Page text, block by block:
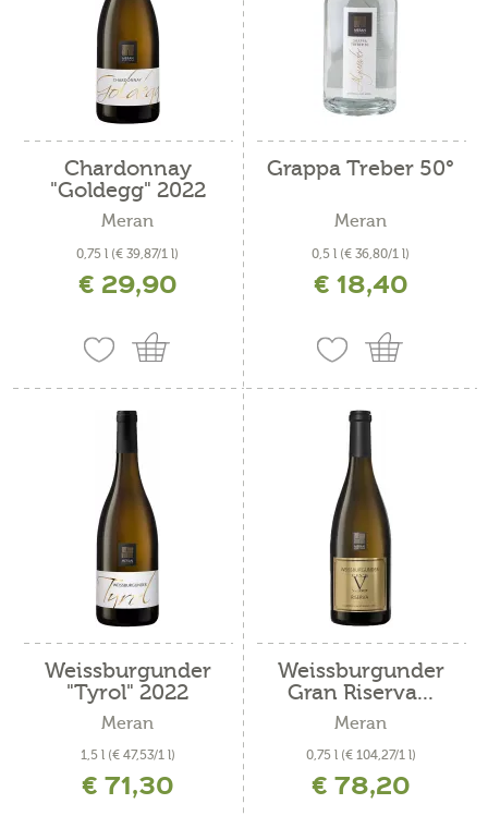
Chardonnay
"Goldegg" 2022
Meran
0,75 l (€ 39,87/1 l)
€ 29,90
Grappa Treber 50°
Meran
0,5 l (€ 36,80/1 l)
€ 18,40
Weissburgunder
"Tyrol" 2022
Meran
1,5 l (€ 47,53/1 l)
inkl. MwSt. zzgl. Versandkosten
€ 71,30
Weissburgunder
Gran Riserva...
Meran
0,75 l (€ 104,27/1 l)
inkl. MwSt. zzgl. Versandkosten
€ 78,20